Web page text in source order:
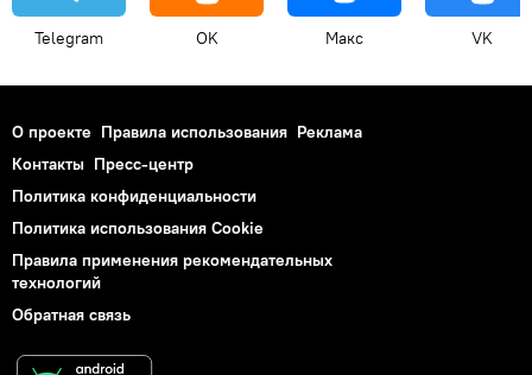
Telegram OK Макс VK
О проекте Правила использования Реклама
Контакты Пресс-центр
Политика конфиденциальности
Политика использования Cookie
Правила применения рекомендательных
технологий
Обратная связь